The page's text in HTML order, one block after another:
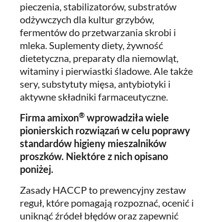
pieczenia, stabilizatorów, substratów
odżywczych dla kultur grzybów,
fermentów do przetwarzania skrobi i
mleka. Suplementy diety, żywność
dietetyczna, preparaty dla niemowląt,
witaminy i pierwiastki śladowe. Ale także
sery, substytuty mięsa, antybiotyki i
aktywne składniki farmaceutyczne.
Firma amixon® wprowadziła wiele
pionierskich rozwiązań w celu poprawy
standardów higieny mieszalników
proszków. Niektóre z nich opisano
poniżej.
Zasady HACCP to prewencyjny zestaw
reguł, które pomagają rozpoznać, ocenić i
uniknąć źródeł błędów oraz zapewnić